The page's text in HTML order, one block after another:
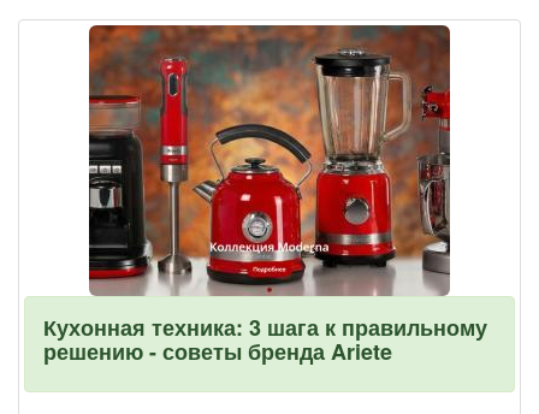
Кухонная техника: 3 шага к правильному
решению - советы бренда Ariete